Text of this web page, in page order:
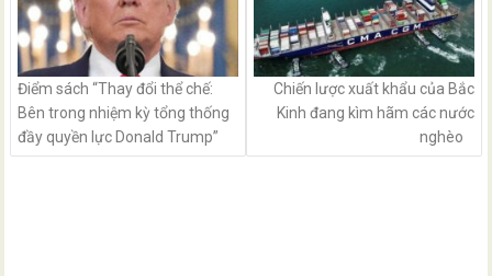
Điểm sách “Thay đổi thể chế:
Bên trong nhiệm kỳ tổng thống
đầy quyền lực Donald Trump”
Chiến lược xuất khẩu của Bắc
Kinh đang kìm hãm các nước
nghèo